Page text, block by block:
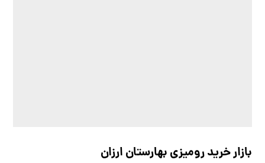
بازار خرید رومیزی بهارستان ارزان